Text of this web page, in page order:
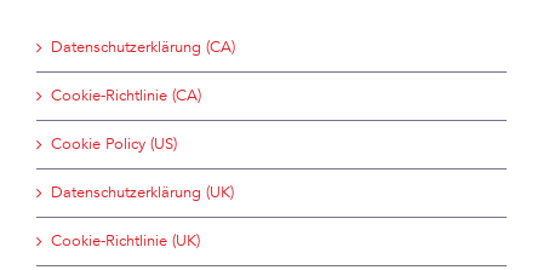
Datenschutzerklärung (CA)
Cookie-Richtlinie (CA)
Cookie Policy (US)
Datenschutzerklärung (UK)
Cookie-Richtlinie (UK)